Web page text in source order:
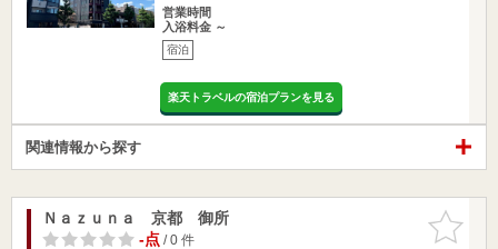
営業時間
入浴料金 ～
宿泊
楽天トラベルの宿泊プランを見る
関連情報から探す
お気に入
りに追加
Ｎａｚｕｎａ 京都 御所
-点/ 0 件